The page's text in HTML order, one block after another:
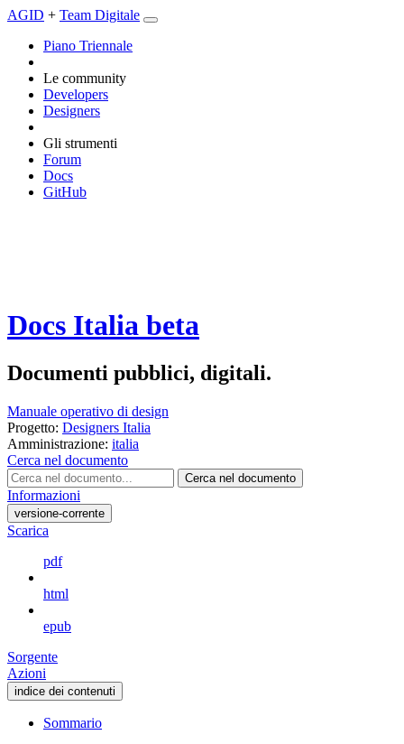
AGID + Team Digitale
Piano Triennale
Le community
Developers
Designers
Gli strumenti
Forum
Docs
GitHub
Docs Italia beta
Documenti pubblici, digitali.
Manuale operativo di design
Progetto: Designers Italia
Amministrazione: italia
Cerca nel documento
Cerca nel documento
Informazioni
versione-corrente
Scarica
pdf
html
epub
Sorgente
Azioni
indice dei contenuti
Sommario